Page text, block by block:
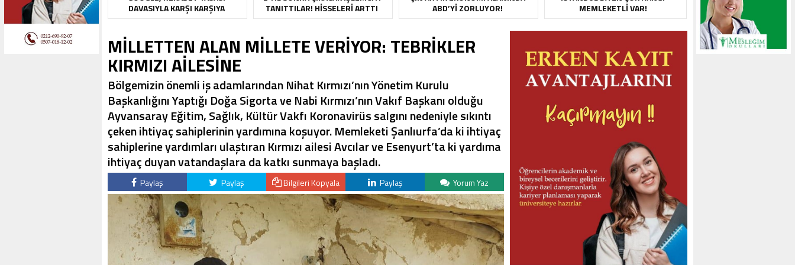
DAVASIYLA KARŞI KARŞIYA
TANITTILAR! HISSELERI ARTTI
ABD’YI ZORLUYOR!
MEMLEKETLI VAR!
MİLLETTEN ALAN MİLLETE VERİYOR: TEBRİKLER
KIRMIZI AİLESİNE
Bölgemizin önemli iş adamlarından Nihat Kırmızı’nın Yönetim Kurulu
Başkanlığını Yaptığı Doğa Sigorta ve Nabi Kırmızı’nın Vakıf Başkanı olduğu
Ayvansaray Eğitim, Sağlık, Kültür Vakfı Koronavirüs salgını nedeniyle sıkıntı
çeken ihtiyaç sahiplerinin yardımına koşuyor. Memleketi Şanlıurfa’da ki ihtiyaç
sahiplerine yardımları ulaştıran Kırmızı ailesi Avcılar ve Esenyurt’ta ki yardıma
ihtiyaç duyan vatandaşlara da katkı sunmaya başladı.
Paylaş Paylaş Bilgileri Kopyala Paylaş Yorum Yaz